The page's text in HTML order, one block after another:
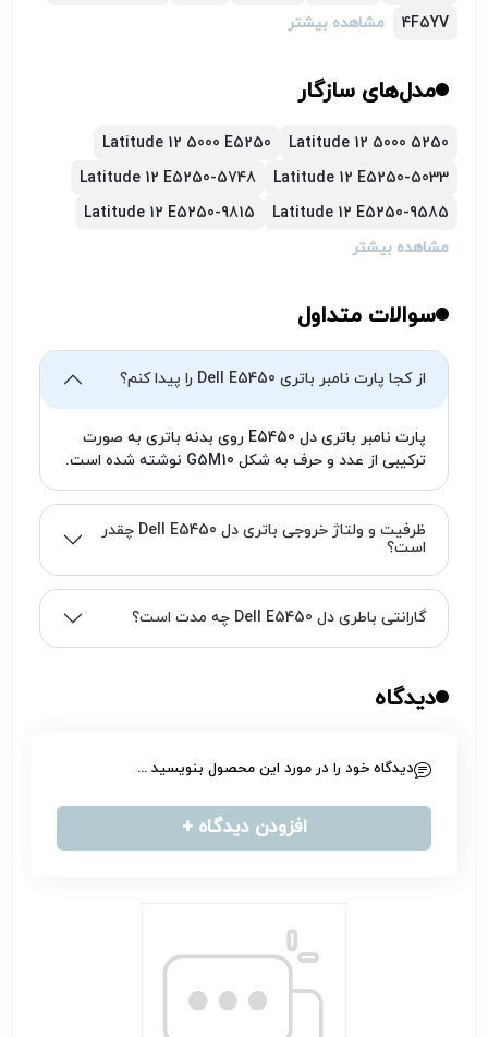
هفته‌ای یک بار باتری را شارژ و دشارژ کنید.
تاپ در حال استفاده و یا شارژ شدن از دستگاه خارج
تعویض باتری نوت بوک خود اقدام نمائید.
توانایی شارژ شدن نداشت، ممکن است مشکل از
شارژر یا لپ تاپ باشد، که باید در این مورد به
متخصص مربوطه مراجعه فرمایید. (تیم پارتوفیکس
4F5YV
مشاهده بیشتر
مدل‌های سازگار
Latitude 12 5000 5250
Latitude 12 5000 E5250
Latitude 12 E5250-5033
Latitude 12 E5250-5748
Latitude 12 E5250-9585
Latitude 12 E5250-9815
مشاهده بیشتر
سوالات متداول
از کجا پارت نامبر باتری Dell E5450 را پیدا کنم؟
پارت نامبر باتری دل E5450 روی بدنه باتری به صورت
ترکیبی از عدد و حرف به شکل G5M10 نوشته شده است.
ظرفیت و ولتاژ خروجی باتری دل Dell E5450 چقدر
است؟
گارانتی باطری دل Dell E5450 چه مدت است؟
دیدگاه
دیدگاه خود را در مورد این محصول بنویسید ...
افزودن دیدگاه +